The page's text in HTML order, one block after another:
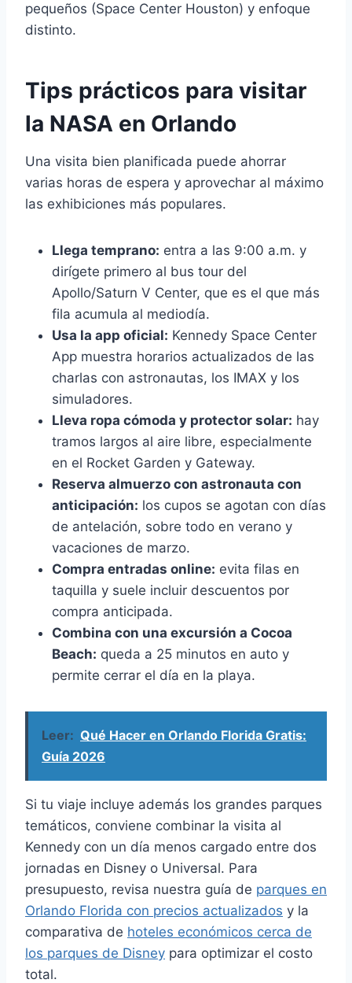
pequeños (Space Center Houston) y enfoque
distinto.
Tips prácticos para visitar
la NASA en Orlando
Una visita bien planificada puede ahorrar
varias horas de espera y aprovechar al máximo
las exhibiciones más populares.
Llega temprano: entra a las 9:00 a.m. y
dirígete primero al bus tour del
Apollo/Saturn V Center, que es el que más
fila acumula al mediodía.
Usa la app oficial: Kennedy Space Center
App muestra horarios actualizados de las
charlas con astronautas, los IMAX y los
simuladores.
Lleva ropa cómoda y protector solar: hay
tramos largos al aire libre, especialmente
en el Rocket Garden y Gateway.
Reserva almuerzo con astronauta con
anticipación: los cupos se agotan con días
de antelación, sobre todo en verano y
vacaciones de marzo.
Compra entradas online: evita filas en
taquilla y suele incluir descuentos por
compra anticipada.
Combina con una excursión a Cocoa
Beach: queda a 25 minutos en auto y
permite cerrar el día en la playa.
Leer: Qué Hacer en Orlando Florida Gratis:
Guía 2026
Si tu viaje incluye además los grandes parques
temáticos, conviene combinar la visita al
Kennedy con un día menos cargado entre dos
jornadas en Disney o Universal. Para
presupuesto, revisa nuestra guía de parques en
Orlando Florida con precios actualizados y la
comparativa de hoteles económicos cerca de
los parques de Disney para optimizar el costo
total.